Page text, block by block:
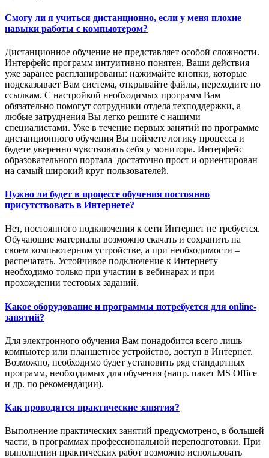
Смогу ли я учиться дистанционно, если у меня плохие
навыки работы с компьютером?
Дистанционное обучение не представляет особой сложности.
Интерфейс программ интуитивно понятен, Ваши действия
уже заранее распланированы: нажимайте кнопки, которые
подсказывает Вам система, открывайте файлы, переходите по
ссылкам. С настройкой необходимых программ Вам
обязательно помогут сотрудники отдела техподдержки, а
любые затруднения Вы легко решите с нашими
специалистами. Уже в течение первых занятий по программе
дистанционного обучения Вы поймете логику процесса и
будете уверенно чувствовать себя у монитора. Интерфейс
образовательного портала достаточно прост и ориентирован
на самый широкий круг пользователей.
Нужно ли будет в процессе обучения постоянно
присутствовать в Интернете?
Нет, постоянного подключения к сети Интернет не требуется.
Обучающие материалы возможно скачать и сохранить на
своем компьютерном устройстве, а при необходимости –
распечатать. Устойчивое подключение к Интернету
необходимо только при участии в вебинарах и при
прохождении тестовых заданий.
Какое оборудование и программы потребуется для online-
занятий?
Для электронного обучения Вам понадобится всего лишь
компьютер или планшетное устройство, доступ в Интернет.
Возможно, необходимо будет установить ряд стандартных
программ, необходимых для обучения (напр. пакет MS Office
и др. по рекомендации).
Как проводятся практические занятия?
Выполнение практических занятий предусмотрено, в большей
части, в программах профессиональной переподготовки. При
выполнении практических работ возможно использовать